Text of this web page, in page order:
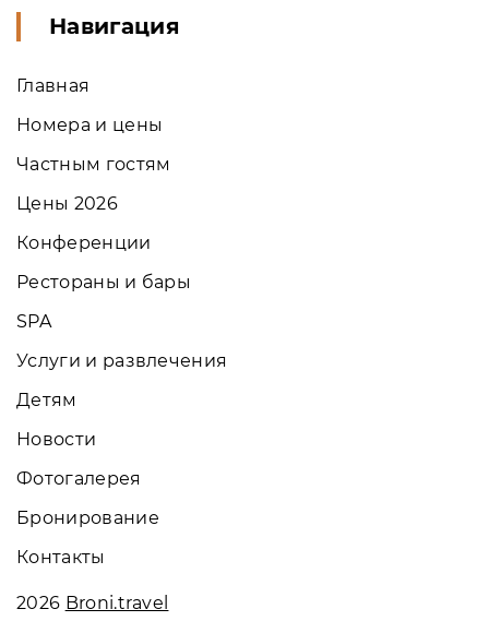
Навигация
Главная
Номера и цены
Частным гостям
Цены 2026
Конференции
Рестораны и бары
SPA
Услуги и развлечения
Детям
Новости
Фотогалерея
Бронирование
Контакты
2026 Broni.travel